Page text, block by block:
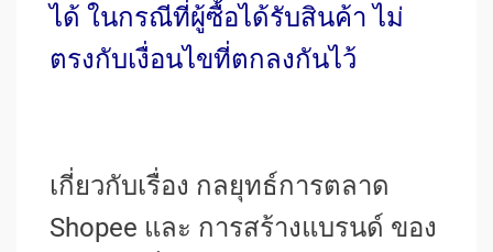
ได้ ในกรณีที่ผู้ซื้อได้รับสินค้า ไม่
ตรงกับเงื่อนไขที่ตกลงกันไว้
เกี่ยวกับเรื่อง กลยุทธ์การตลาด
Shopee และ การสร้างแบรนด์ ของ